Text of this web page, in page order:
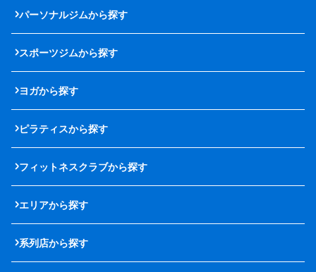
パーソナルジムから探す
スポーツジムから探す
ヨガから探す
ピラティスから探す
フィットネスクラブから探す
エリアから探す
系列店から探す